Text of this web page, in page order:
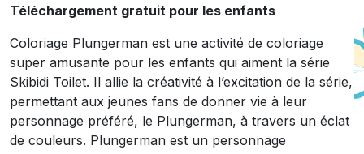
Téléchargement gratuit pour les enfants
Coloriage Plungerman est une activité de coloriage
super amusante pour les enfants qui aiment la série
Skibidi Toilet. Il allie la créativité à l’excitation de la série,
permettant aux jeunes fans de donner vie à leur
personnage préféré, le Plungerman, à travers un éclat
de couleurs. Plungerman est un personnage